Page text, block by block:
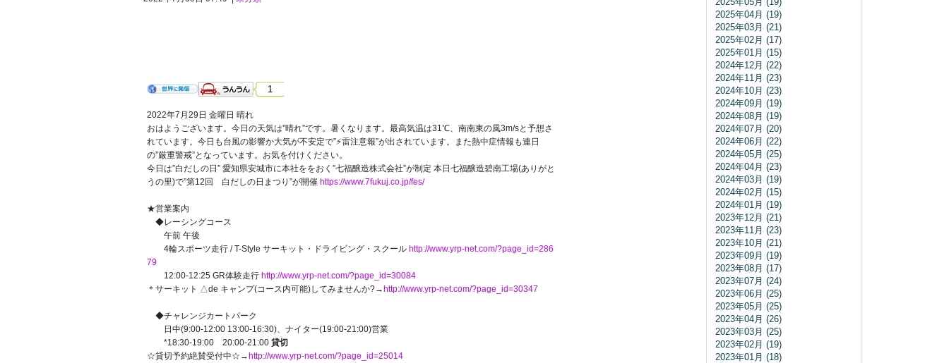
1
2022年7月29日 金曜日 晴れ
おはようございます。今日の天気は”晴れ”です。暑くなります。最高気温は31℃、南南東の風3m/sと予想さ
れています。今日も台風の影響か大気が不安定で”⚡雷注意報”が出されています。また熱中症情報も連日
の”厳重警戒”となっています。お気を付けください。
今日は”白だしの日” 愛知県安城市に本社ををおく”七福醸造株式会社”が制定 本日七福醸造碧南工場(ありがと
うの里)で”第12回 白だしの日まつり”が開催 https://www.7fukuj.co.jp/fes/
★営業案内
◆レーシングコース
午前 午後
4輪スポーツ走行 / T-Style サーキット・ドライビング・スクール http://www.yrp-net.com/?page_id=286
79
12:00-12:25 GR体験走行 http://www.yrp-net.com/?page_id=30084
＊サーキット △de キャンプ(コース内可能)してみませんか?→ http://www.yrp-net.com/?page_id=30347
◆チャレンジカートパーク
日中(9:00-12:00 13:00-16:30)、ナイター(19:00-21:00)営業
*18:30-19:00 20:00-21:00 貸切
☆貸切予約絶賛受付中☆→ http://www.yrp-net.com/?page_id=25014
2025年04月 (19)
2025年03月 (21)
2025年02月 (17)
2025年01月 (15)
2024年12月 (22)
2024年11月 (23)
2024年10月 (23)
2024年09月 (19)
2024年08月 (19)
2024年07月 (20)
2024年06月 (22)
2024年05月 (25)
2024年04月 (23)
2024年03月 (19)
2024年02月 (15)
2024年01月 (19)
2023年12月 (21)
2023年11月 (23)
2023年10月 (21)
2023年09月 (19)
2023年08月 (17)
2023年07月 (24)
2023年06月 (25)
2023年05月 (25)
2023年04月 (26)
2023年03月 (25)
2023年02月 (19)
2023年01月 (18)